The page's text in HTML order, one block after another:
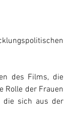
des Films, die
Rolle der Frauen
die sich aus der